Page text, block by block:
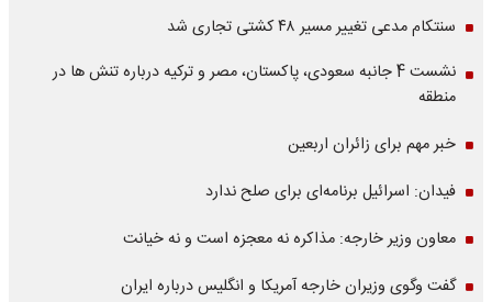
سنتکام مدعی تغییر مسیر ۴۸ کشتی تجاری شد
نشست 4 جانبه سعودی، پاکستان، مصر و ترکیه درباره تنش ها در
منطقه
خبر مهم برای زائران اربعین
فیدان: اسرائیل برنامه‌ای برای صلح ندارد
معاون وزیر خارجه: مذاکره نه معجزه است و نه خیانت
گفت وگوی وزیران خارجه آمریکا و انگلیس درباره ایران